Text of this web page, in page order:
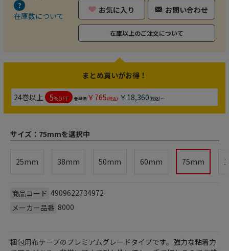
在庫数について
お気に入り お問い合わせ
在庫以上のご注文について
まとめ買いがお得！
24巻以上 5%OFF 巻単価:￥765(税込) ￥18,360(税込)～
サイズ： 75mmを選択中
25mm 38mm 50mm 60mm 75mm
商品コード 4909622734972
メーカー品番 8000
梱包用布テープのプレミアムグレードタイプです。強力な粘着力